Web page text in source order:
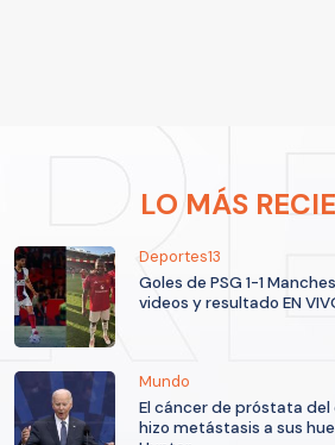
LO MÁS
Deportes13
Goles de PSG 1-1
videos y resultado EN
Mundo
El cáncer de próstata
hizo metástasis a sus